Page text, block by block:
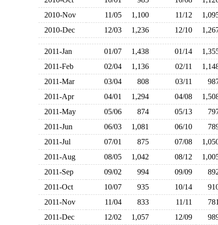
2010-Nov
11/05 1,100 11/12
2010-Dec
12/03 1,236 12/10
2011-Jan 01/07 1,438 01/14
2011-Feb
02/04 1,136 02/11
2011-Mar
03/04 808 03/11
2011-Apr
04/01 1,294 04/08
2011-May
05/06 874 05/13
2011-Jun
06/03 1,081 06/10
2011-Jul
07/01 875 07/08
2011-Aug
08/05 1,042 08/12
2011-Sep
09/02 994 09/09
2011-Oct
10/07 935 10/14
2011-Nov
11/04 833 11/11
2011-Dec
12/02 1,057 12/09